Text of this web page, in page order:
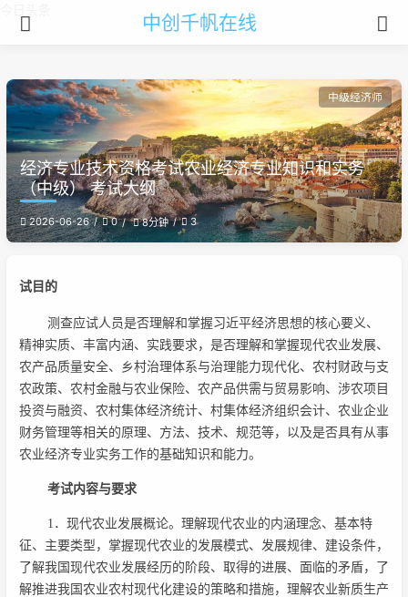
中创千帆在线
中级经济师
经济专业技术资格考试农业经济专业知识和实务
（中级） 考试大纲
2026-06-26 0 8分钟 3
试目的
测查应试人员是否理解和掌握习近平经济思想的核心要义、
精神实质、丰富内涵、实践要求，是否理解和掌握现代农业发展、
农产品质量安全、乡村治理体系与治理能力现代化、农村财政与支
农政策、农村金融与农业保险、农产品供需与贸易影响、涉农项目
投资与融资、农村集体经济统计、村集体经济组织会计、农业企业
财务管理等相关的原理、方法、技术、规范等，以及是否具有从事
农业经济专业实务工作的基础知识和能力。
考试内容与要求
1．现代农业发展概论。理解现代农业的内涵理念、基本特
征、主要类型，掌握现代农业的发展模式、发展规律、建设条件，
了解我国现代农业发展经历的阶段、取得的进展、面临的矛盾，了
解推进我国农业农村现代化建设的策略和措施，理解农业新质生产